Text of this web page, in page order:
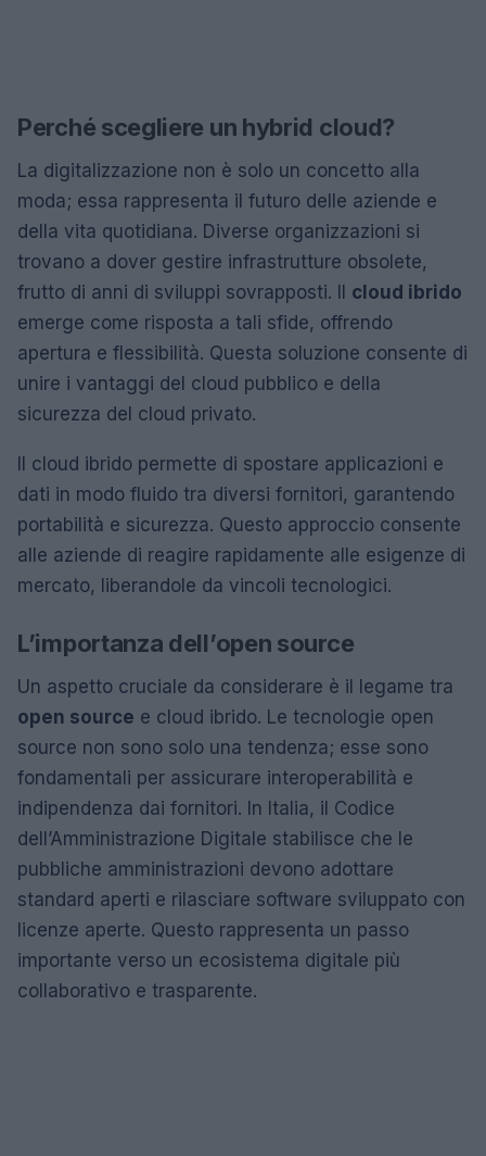
Perché scegliere un hybrid cloud?
La digitalizzazione non è solo un concetto alla
moda; essa rappresenta il futuro delle aziende e
della vita quotidiana. Diverse organizzazioni si
trovano a dover gestire infrastrutture obsolete,
frutto di anni di sviluppi sovrapposti. Il cloud ibrido
emerge come risposta a tali sfide, offrendo
apertura e flessibilità. Questa soluzione consente di
unire i vantaggi del cloud pubblico e della
sicurezza del cloud privato.
Il cloud ibrido permette di spostare applicazioni e
dati in modo fluido tra diversi fornitori, garantendo
portabilità e sicurezza. Questo approccio consente
alle aziende di reagire rapidamente alle esigenze di
mercato, liberandole da vincoli tecnologici.
L’importanza dell’open source
Un aspetto cruciale da considerare è il legame tra
open source e cloud ibrido. Le tecnologie open
source non sono solo una tendenza; esse sono
fondamentali per assicurare interoperabilità e
indipendenza dai fornitori. In Italia, il Codice
dell’Amministrazione Digitale stabilisce che le
pubbliche amministrazioni devono adottare
standard aperti e rilasciare software sviluppato con
licenze aperte. Questo rappresenta un passo
importante verso un ecosistema digitale più
collaborativo e trasparente.